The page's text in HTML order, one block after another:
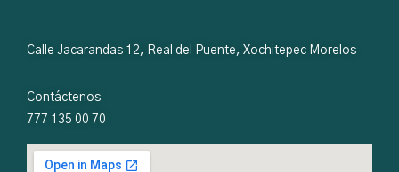
Calle Jacarandas 12, Real del Puente, Xochitepec Morelos
Contáctenos
777 135 00 70